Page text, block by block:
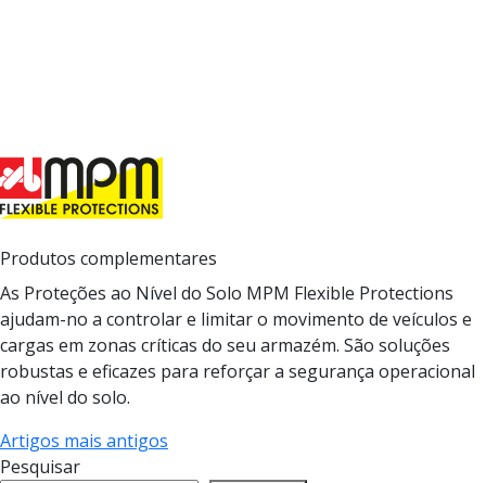
Produtos complementares
As Proteções ao Nível do Solo MPM Flexible Protections
ajudam-no a controlar e limitar o movimento de veículos e
cargas em zonas críticas do seu armazém. São soluções
robustas e eficazes para reforçar a segurança operacional
ao nível do solo.
Artigos mais antigos
Pesquisar